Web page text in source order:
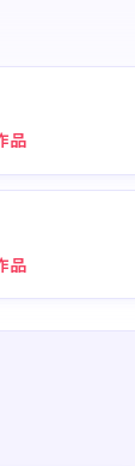
品
品